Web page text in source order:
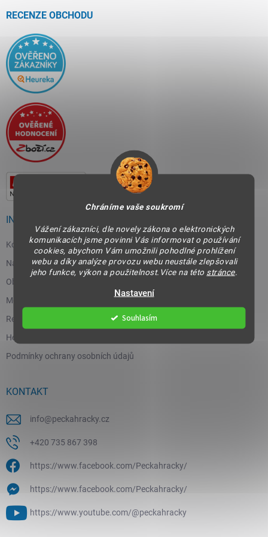
Chráníme vaše soukromí
Vážení zákazníci, dle novely zákona o elektronických
komunikacích jsme povinni Vás informovat o používání
cookies, abychom Vám umožnili pohodlné prohlížení
webu a díky analýze provozu webu neustále zlepšovali
jeho funkce, výkon a použitelnost.Více na této stránce.
Nastavení
Souhlasím
RECENZE OBCHODU
INFORMACE PRO VÁS
Kontakty
Napište nám
Obchodní podmínky
Moje objednávka
Reklamace a vrácení zboží
Hodnocení obchodu
Podmínky ochrany osobních údajů
KONTAKT
info@peckahracky.cz
+420 735 867 398
https://www.facebook.com/Peckahracky/
https://www.facebook.com/Peckahracky/
https://www.youtube.com/@peckahracky